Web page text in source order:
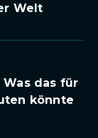
Welt
das für
könnte